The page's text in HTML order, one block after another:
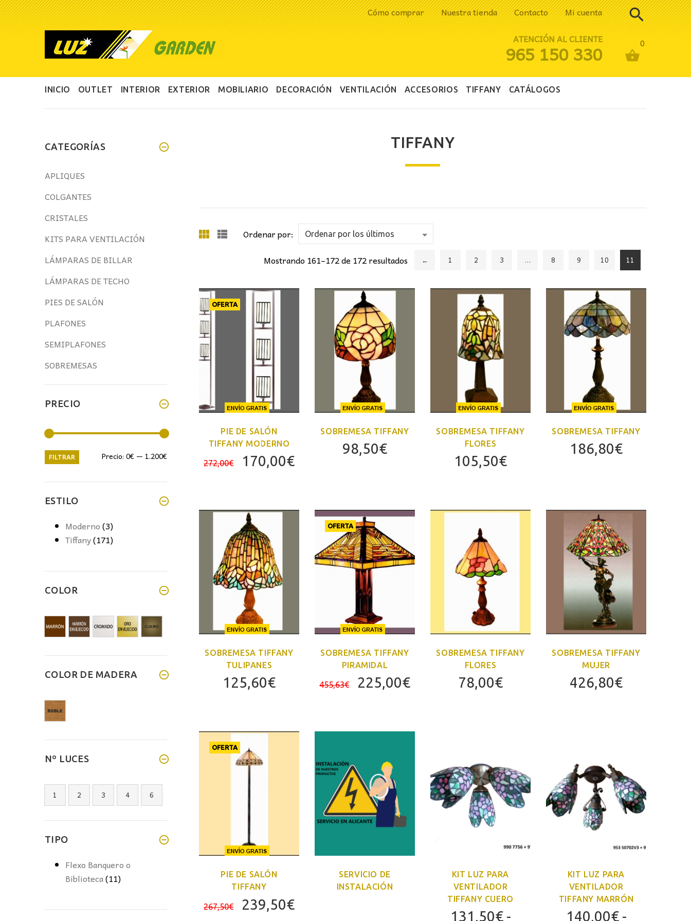
Cómo comprar Nuestra tienda Contacto Mi cuenta
0
ATENCIÓN AL CLIENTE
965 150 330
INICIO OUTLET INTERIOR EXTERIOR MOBILIARIO DECORACIÓN VENTILACIÓN ACCESORIOS TIFFANY CATÁLOGOS
CATEGORÍAS
APLIQUES
COLGANTES
CRISTALES
KITS PARA VENTILACIÓN
LÁMPARAS DE BILLAR
LÁMPARAS DE TECHO
PIES DE SALÓN
PLAFONES
SEMIPLAFONES
SOBREMESAS
PRECIO
Precio
Precio
FILTRAR Precio: 0€ — 1.200€
ESTILO
Moderno(3)
Tiffany(171)
COLOR
COLOR DE MADERA
Nº LUCES
1 2 3 4 6
TIPO
Flexo Banquero o
Biblioteca(11)
TIFFANY
Ordenar por:
Mostrando 161–172 de 172 resultados
← 1 2 3 … 8 9 10 11
OFERTA
PIE DE SALÓN
TIFFANY MODERNO
272,00€
El
272,00€.
170,00€El
170,00€.
SOBREMESA TIFFANY
98,50€
SOBREMESA TIFFANY
FLORES
105,50€
SOBREMESA TIFFANY
186,80€
SOBREMESA TIFFANY
TULIPANES
125,60€
OFERTA
SOBREMESA TIFFANY
PIRAMIDAL
455,63€
El
225,00€El
SOBREMESA TIFFANY
FLORES
78,00€
SOBREMESA TIFFANY
MUJER
426,80€
OFERTA
PIE DE SALÓN
TIFFANY
267,50€
El
239,50€El
SERVICIO DE
INSTALACIÓN
KIT LUZ PARA
VENTILADOR
TIFFANY CUERO
131,50€ -
KIT LUZ PARA
VENTILADOR
TIFFANY MARRÓN
140,00€ -